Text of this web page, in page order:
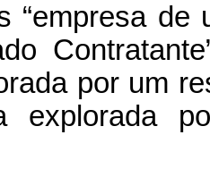
“empresa de
por um
explorada